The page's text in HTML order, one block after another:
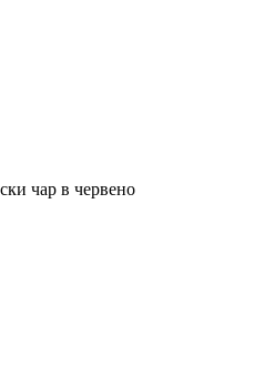
чар в червено